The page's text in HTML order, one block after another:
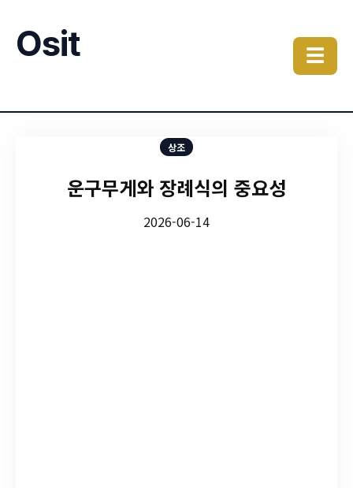
Osit ☰
상조
운구무게와 장례식의 중요성
2026-06-14